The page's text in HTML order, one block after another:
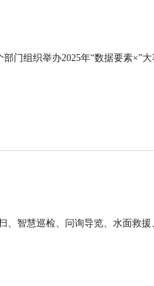
门组织举办2025年“数据要素×”大
、智慧巡检、问询导览、水面救援